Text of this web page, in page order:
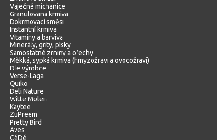
Vaječné míchanice
Granulovaná krmiva
Dokrmovací směsi
Instantní krmiva
Vitamíny a barviva
Minerály, grity, písky
Samostatné zrniny a ořechy
Měkká, sypká krmiva (hmyzožraví a ovocožraví)
Dle výrobce
Verse-Laga
Quiko
Deli Nature
Witte Molen
Kaytee
ZuPreem
Pretty Bird
Aves
CéDé